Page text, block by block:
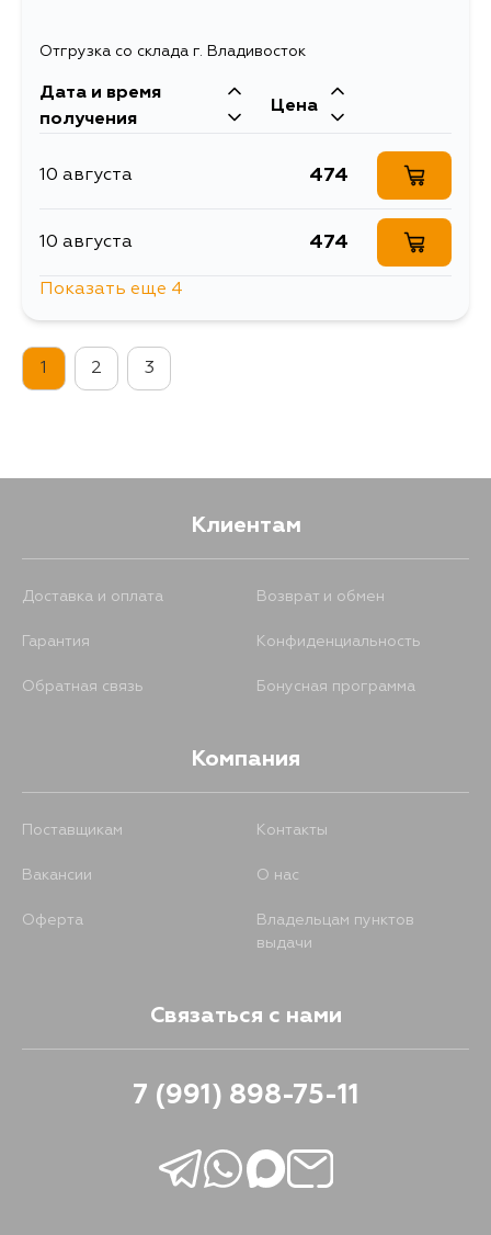
Отгрузка со склада г. Владивосток
Дата и время
получения
Цена
10 августа 474
10 августа 474
15 августа
Показать еще 4
1 2 3
Клиентам
Доставка и оплата Возврат и обмен
Гарантия Конфиденциальность
Обратная связь Бонусная программа
Компания
Поставщикам Контакты
Вакансии О нас
Оферта
Владельцам пунктов
выдачи
Связаться с нами
7 (991) 898-75-11